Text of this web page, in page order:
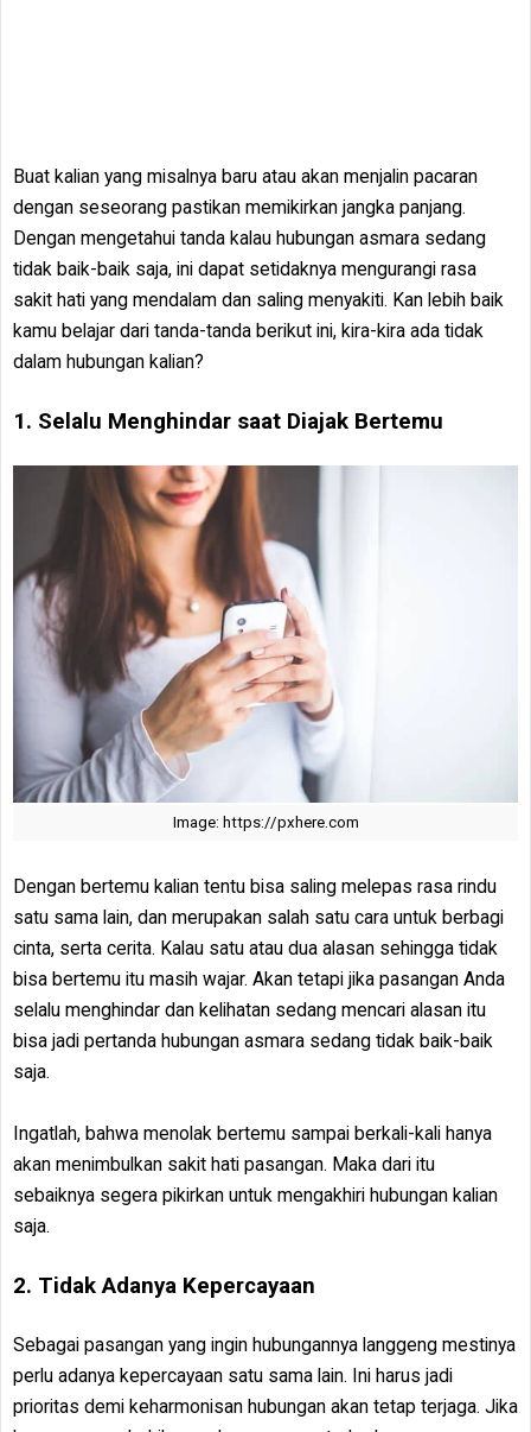
Buat kalian yang misalnya baru atau akan menjalin pacaran
dengan seseorang pastikan memikirkan jangka panjang.
Dengan mengetahui tanda kalau hubungan asmara sedang
tidak baik-baik saja, ini dapat setidaknya mengurangi rasa
sakit hati yang mendalam dan saling menyakiti. Kan lebih baik
kamu belajar dari tanda-tanda berikut ini, kira-kira ada tidak
dalam hubungan kalian?
1. Selalu Menghindar saat Diajak Bertemu
Image: https://pxhere.com
Dengan bertemu kalian tentu bisa saling melepas rasa rindu
satu sama lain, dan merupakan salah satu cara untuk berbagi
cinta, serta cerita. Kalau satu atau dua alasan sehingga tidak
bisa bertemu itu masih wajar. Akan tetapi jika pasangan Anda
selalu menghindar dan kelihatan sedang mencari alasan itu
bisa jadi pertanda hubungan asmara sedang tidak baik-baik
saja.
Ingatlah, bahwa menolak bertemu sampai berkali-kali hanya
akan menimbulkan sakit hati pasangan. Maka dari itu
sebaiknya segera pikirkan untuk mengakhiri hubungan kalian
saja.
2. Tidak Adanya Kepercayaan
Sebagai pasangan yang ingin hubungannya langgeng mestinya
perlu adanya kepercayaan satu sama lain. Ini harus jadi
prioritas demi keharmonisan hubungan akan tetap terjaga. Jika